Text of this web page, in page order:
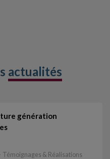
actualités
génération
Témoignages & Réalisations